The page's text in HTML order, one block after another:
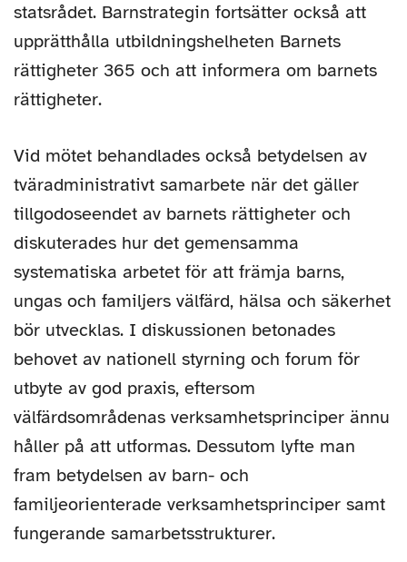
statsrådet. Barnstrategin fortsätter också att
upprätthålla utbildningshelheten Barnets
rättigheter 365 och att informera om barnets
rättigheter.
Vid mötet behandlades också betydelsen av
tväradministrativt samarbete när det gäller
tillgodoseendet av barnets rättigheter och
diskuterades hur det gemensamma
systematiska arbetet för att främja barns,
ungas och familjers välfärd, hälsa och säkerhet
bör utvecklas. I diskussionen betonades
behovet av nationell styrning och forum för
utbyte av god praxis, eftersom
välfärdsområdenas verksamhetsprinciper ännu
håller på att utformas. Dessutom lyfte man
fram betydelsen av barn- och
familjeorienterade verksamhetsprinciper samt
fungerande samarbetsstrukturer.